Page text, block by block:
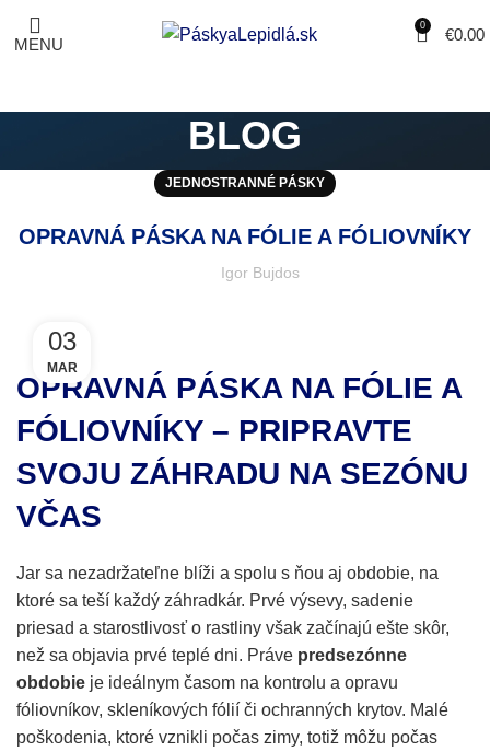
MENU
0 €0.00
BLOG
JEDNOSTRANNÉ PÁSKY
OPRAVNÁ PÁSKA NA FÓLIE A FÓLIOVNÍKY
Igor Bujdos
03
MAR
OPRAVNÁ PÁSKA NA FÓLIE A
FÓLIOVNÍKY – PRIPRAVTE
SVOJU ZÁHRADU NA SEZÓNU
VČAS
Jar sa nezadržateľne blíži a spolu s ňou aj obdobie, na
ktoré sa teší každý záhradkár. Prvé výsevy, sadenie
priesad a starostlivosť o rastliny však začínajú ešte skôr,
než sa objavia prvé teplé dni. Práve predsezónne
obdobie je ideálnym časom na kontrolu a opravu
fóliovníkov, skleníkových fólií či ochranných krytov. Malé
poškodenia, ktoré vznikli počas zimy, totiž môžu počas